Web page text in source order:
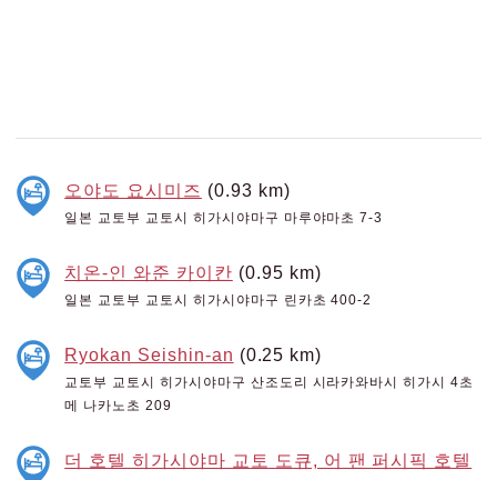
오야도 요시미즈 (0.93 km)
일본 교토부 교토시 히가시야마구 마루야마초 7-3
치온-인 와준 카이칸 (0.95 km)
일본 교토부 교토시 히가시야마구 린카초 400-2
Ryokan Seishin-an (0.25 km)
교토부 교토시 히가시야마구 산조도리 시라카와바시 히가시 4초
메 나카노초 209
더 호텔 히가시야마 교토 도큐, 어 팬 퍼시픽 호텔